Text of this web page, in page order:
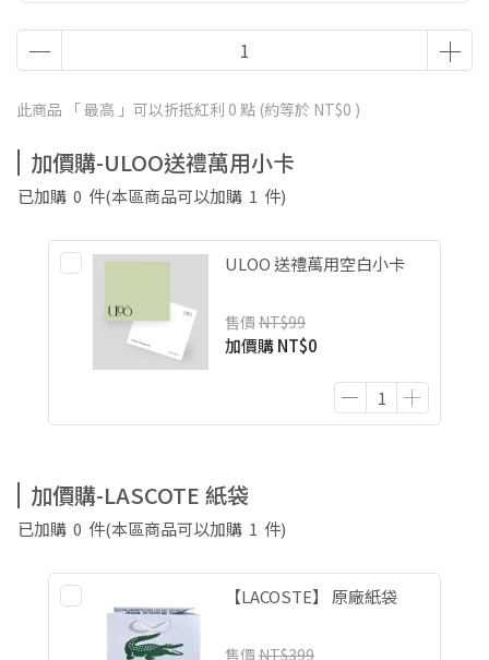
此商品 「 最高 」可以折抵紅利 0 點 (約等於 NT$0 )
加價購-ULOO送禮萬用小卡
已加購 0 件(本區商品可以加購 1 件)
ULOO 送禮萬用空白小卡
售價 NT$99
加價購NT$0
加價購-LASCOTE 紙袋
已加購 0 件(本區商品可以加購 1 件)
【LACOSTE】 原廠紙袋
售價 NT$399